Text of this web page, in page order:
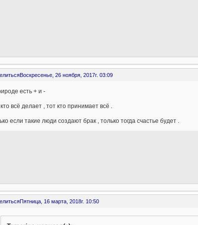
Воскресенье, 26 ноября, 2017г. 03:09
есть + и -
всё делает , тот кто принимает всё .
если такие люди создают брак , только тогда счастье будет .
Пятница, 16 марта, 2018г. 10:50